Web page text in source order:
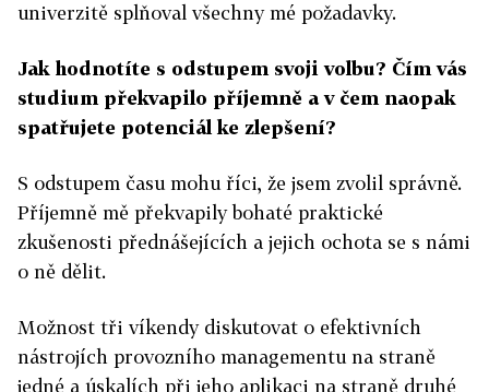
univerzitě splňoval všechny mé požadavky.
Jak hodnotíte s odstupem svoji volbu? Čím vás
studium překvapilo příjemně a v čem naopak
spatřujete potenciál ke zlepšení?
S odstupem času mohu říci, že jsem zvolil správně.
Příjemně mě překvapily bohaté praktické
zkušenosti přednášejících a jejich ochota se s námi
o ně dělit.
Možnost tři víkendy diskutovat o efektivních
nástrojích provozního managementu na straně
jedné a úskalích při jeho aplikaci na straně druhé